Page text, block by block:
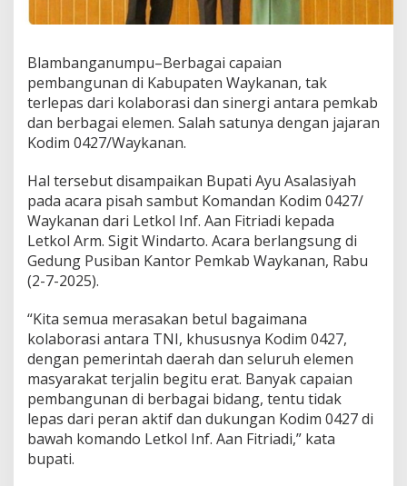
e
l
r
P
i
s
a
h
a
m
b
u
t
D
i
m
0
2
7
/
W
Blambanganumpu–Berbagai capaian
pembangunan di Kabupaten Waykanan, tak
terlepas dari kolaborasi dan sinergi antara pemkab
dan berbagai elemen. Salah satunya dengan jajaran
Kodim 0427/Waykanan.
Hal tersebut disampaikan Bupati Ayu Asalasiyah
pada acara pisah sambut Komandan Kodim 0427/
Waykanan dari Letkol Inf. Aan Fitriadi kepada
Letkol Arm. Sigit Windarto. Acara berlangsung di
Gedung Pusiban Kantor Pemkab Waykanan, Rabu
(2-7-2025).
“Kita semua merasakan betul bagaimana
kolaborasi antara TNI, khususnya Kodim 0427,
dengan pemerintah daerah dan seluruh elemen
masyarakat terjalin begitu erat. Banyak capaian
pembangunan di berbagai bidang, tentu tidak
lepas dari peran aktif dan dukungan Kodim 0427 di
bawah komando Letkol Inf. Aan Fitriadi,” kata
bupati.